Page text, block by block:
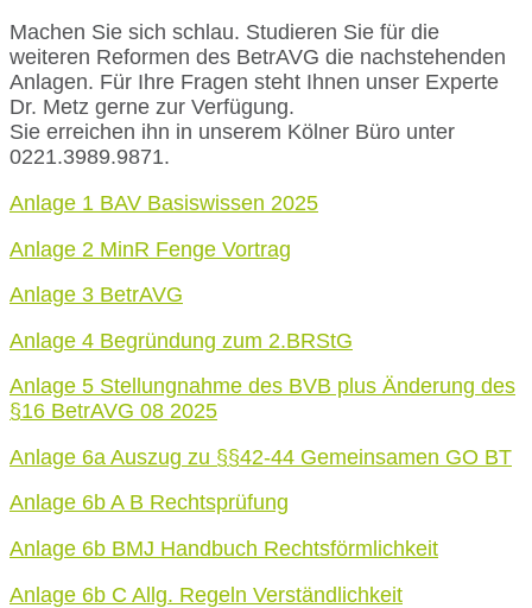
Machen Sie sich schlau. Studieren Sie für die
weiteren Reformen des BetrAVG die nachstehenden
Anlagen. Für Ihre Fragen steht Ihnen unser Experte
Dr. Metz gerne zur Verfügung.
Sie erreichen ihn in unserem Kölner Büro unter
0221.3989.9871.
Anlage 1 BAV Basiswissen 2025
Anlage 2 MinR Fenge Vortrag
Anlage 3 BetrAVG
Anlage 4 Begründung zum 2.BRStG
Anlage 5 Stellungnahme des BVB plus Änderung des
§16 BetrAVG 08 2025
Anlage 6a Auszug zu §§42-44 Gemeinsamen GO BT
Anlage 6b A B Rechtsprüfung
Anlage 6b BMJ Handbuch Rechtsförmlichkeit
Anlage 6b C Allg. Regeln Verständlichkeit